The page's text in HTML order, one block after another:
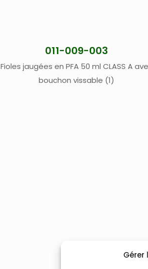
Gérer
011-009-003
Fioles jaugées en PFA 50 ml CLASS A
bouchon vissable (1)